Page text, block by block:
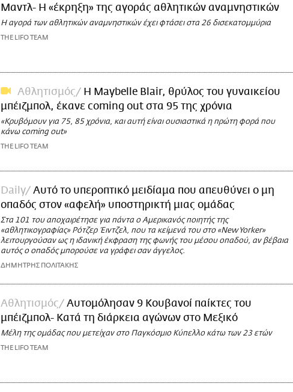
Μαντλ- Η «έκρηξη» της αγοράς αθλητικών αναμνηστικών
Η αγορά των αθλητικών αναμνηστικών έχει φτάσει στα 26 δισεκατομμύρια
THE LIFO TEAM
Αθλητισμός
H Maybelle Blair, θρύλος του γυναικείου
μπέιζμπολ, έκανε coming out στα 95 της χρόνια
«Κρυβόμουν για 75, 85 χρόνια, και αυτή είναι ουσιαστικά η πρώτη φορά που
κάνω coming out»
THE LIFO TEAM
Daily
Αυτό το υπεροπτικό μειδίαμα που απευθύνει ο μη
οπαδός στον «αφελή» υποστηρικτή μιας ομάδας
Στα 101 του αποχαιρέτησε για πάντα ο Αμερικανός ποιητής της
«αθλητικογραφίας» Ρότζερ Έιντζελ, που τα κείμενά του στο «New Yorker»
λειτουργούσαν ως η ιδανική έκφραση της φωνής του μέσου οπαδού, αν βέβαια
αυτός ο οπαδός μπορούσε να γράφει σαν άγγελος.
ΔΗΜΗΤΡΗΣ ΠΟΛΙΤΑΚΗΣ
Αθλητισμός
Αυτομόλησαν 9 Κουβανοί παίκτες του
μπέιζμπολ- Κατά τη διάρκεια αγώνων στο Μεξικό
Μέλη της ομάδας που μετείχαν στο Παγκόσμιο Κύπελλο κάτω των 23 ετών
THE LIFO TEAM